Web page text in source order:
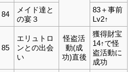
84
メイド達と
の宴３
83＋事前
Lv2↑
85
エリュトロ
ンとの出会
い
怪盗活
動(成
功)直後
獲得財宝
14↑で怪
盗活動に
成功